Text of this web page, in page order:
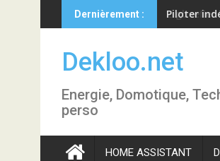
to
content
Dernièrement : Piloter
Dekloo.net
Energie, Domotique,
perso
HOME ASSISTANT